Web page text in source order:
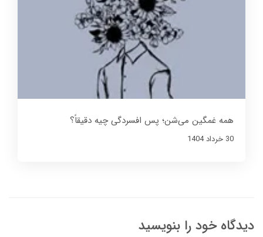
همه غمگین می‌شن؛ پس افسردگی چیه دقیقاً؟
30 خرداد 1404
دیدگاه خود را بنویسید